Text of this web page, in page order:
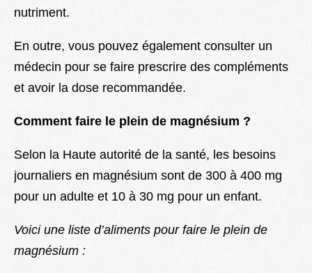
nutriment.
En outre, vous pouvez également consulter un
médecin pour se faire prescrire des compléments
et avoir la dose recommandée.
Comment faire le plein de magnésium ?
Selon la Haute autorité de la santé, les besoins
journaliers en magnésium sont de 300 à 400 mg
pour un adulte et 10 à 30 mg pour un enfant.
Voici une liste d’aliments pour faire le plein de
magnésium :